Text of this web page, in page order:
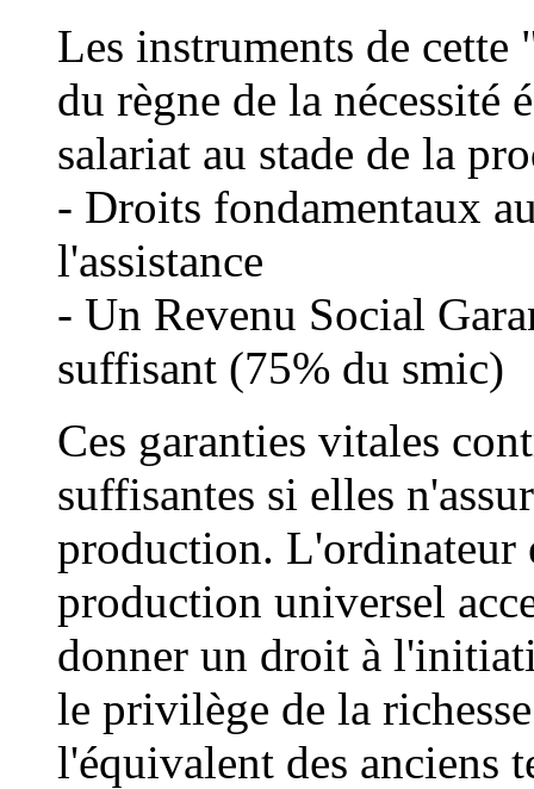
Les instruments de
du règne de la nécessité
salariat au stade de la
- Droits fondamentaux
l'assistance
- Un Revenu Social
suffisant (75% du smic)
Ces garanties vitales
suffisantes si elles
production. L'ordinateur
production universel
donner un droit à
le privilège de la
l'équivalent des anciens